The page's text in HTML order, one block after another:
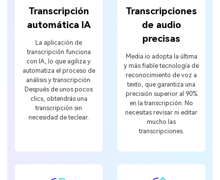
Transcripción
automática IA
La aplicación de
transcripción funciona
con IA, lo que agiliza y
automatiza el proceso de
análisis y transcripción.
Después de unos pocos
clics, obtendrás una
transcripción sin
necesidad de teclear.
Transcripciones
de audio
precisas
Media.io adopta la última
y más fiable tecnología de
reconocimiento de voz a
texto, que garantiza una
precisión superior al 90%
en la transcripción. No
necesitas revisar ni editar
mucho las
transcripciones.